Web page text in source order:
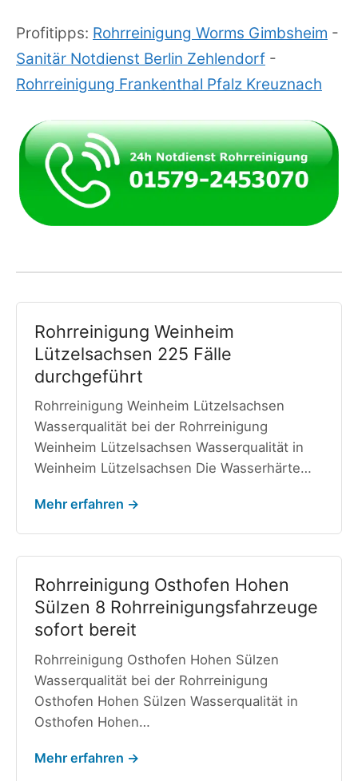
Profitipps: Rohrreinigung Worms Gimbsheim -
Sanitär Notdienst Berlin Zehlendorf -
Rohrreinigung Frankenthal Pfalz Kreuznach
Rohrreinigung Weinheim
Lützelsachsen 225 Fälle
durchgeführt
Rohrreinigung Weinheim Lützelsachsen
Wasserqualität bei der Rohrreinigung
Weinheim Lützelsachsen Wasserqualität in
Weinheim Lützelsachsen Die Wasserhärte…
Mehr erfahren →
Rohrreinigung Osthofen Hohen
Sülzen 8 Rohrreinigungsfahrzeuge
sofort bereit
Rohrreinigung Osthofen Hohen Sülzen
Wasserqualität bei der Rohrreinigung
Osthofen Hohen Sülzen Wasserqualität in
Osthofen Hohen…
Mehr erfahren →